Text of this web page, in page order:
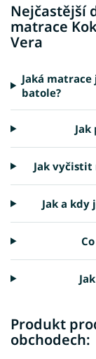
Nejčastější
matrace
Vera
Jaká
batole?
Jak
Jak a
Produkt
obchodech: